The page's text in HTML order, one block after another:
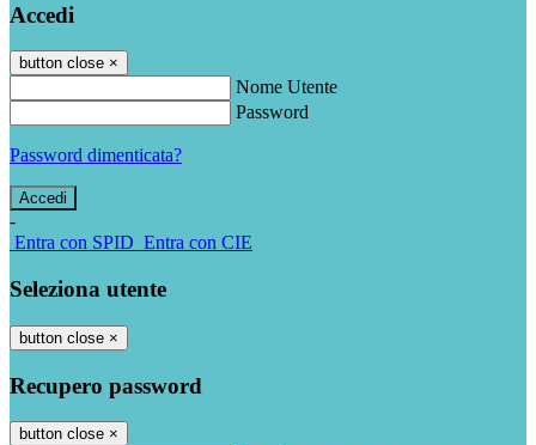
Accedi
button close ×
Nome Utente
Password
Password dimenticata?
-
Entra con SPID Entra con CIE
Seleziona utente
button close ×
Recupero password
button close ×